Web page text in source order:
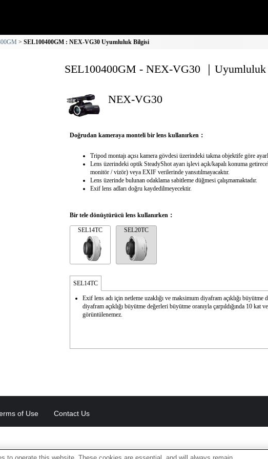
SEL100400GM : NEX-VG30 Uyumluluk Bilgisi
SEL100400GM - NEX-VG30 ｜
NEX-VG30
Doğrudan kameraya monteli bir lens kullanırken：
Tripod montajı açısı kamera gövdesi üzerindeki takma objektife göre
Lens üzerindeki optik SteadyShot ayarı işlevi açık/kapalı konuma
monitör / vizör) veya EXIF verilerinde yansıtılmayacaktır.
Lens üzerinde bulunan odaklama sabitleme düğmesi çalışmamaktadır.
Exif lens adları doğru kaydedilmeyecektir.
Bir tele dönüştürücü lens kullanırken：
SEL14TC SEL20TC
SEL14TC
Exif lens adı için netleme uzaklığı ve maksimum diyafram açıklığı
diyafram açıklığı büyütme değerleri büyütme oranıyla çarpıldığında 10 kat
görüntülenemez.
of Use Contact Us